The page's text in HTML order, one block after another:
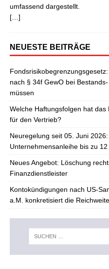
umfassend dargestellt.
[…]
NEUESTE BEITRÄGE
nach § 34f GewO bei
müssen
Welche Haftungsfolgen hat
für den Vertrieb?
Neuregelung seit 05. Juni
Unternehmensanleihe bis zu
Neues Angebot: Löschung
Finanzdienstleister
Kontokündigungen nach US-
a.M. konkretisiert die